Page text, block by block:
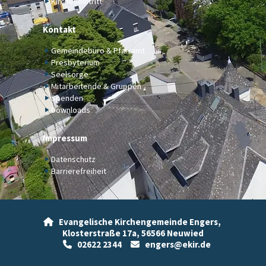
Kontakt
Gemeindebüro & Pfarramt
Presbyterium
Seelsorge
Mitarbeitende & Gruppen
Spenden
Downloads
Impressum
Datenschutz
Barrierefreiheit

Evangelische Kirchengemeinde Engers,
Klosterstraße 17a, 56566 Neuwied
02622 2344 engers@ekir.de